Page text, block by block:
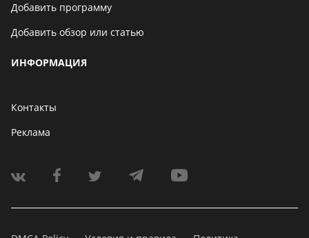
Добавить программу
Добавить обзор или статью
ИНФОРМАЦИЯ
Контакты
Реклама